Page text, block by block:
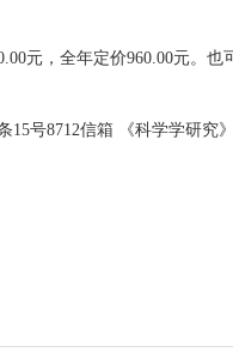
元，全年定价960.00元。
15号8712信箱 《科学学研究